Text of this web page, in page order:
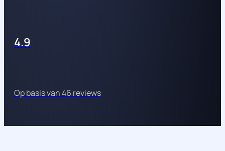
4.9
Op basis van 46 reviews